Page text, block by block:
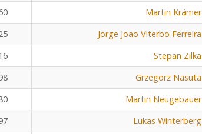
Martin Krämer
Jorge Joao Viterbo Ferreira
Stepan Zilka
Grzegorz Nasuta
Martin Neugebauer
Lukas Winterberg